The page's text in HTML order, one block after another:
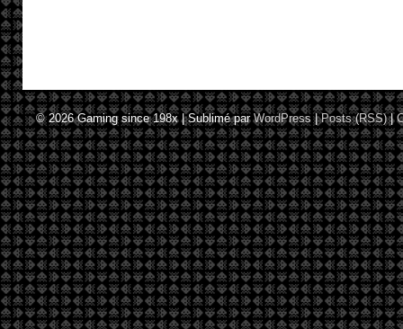
© 2026Gaming since 198x|Sublimé parWordPress |Posts (RSS)|